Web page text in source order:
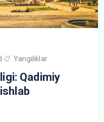
Yangiliklar
Qadimiy